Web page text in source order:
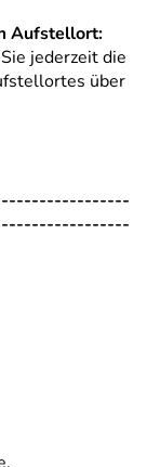
Aufstellort:
jederzeit die
über